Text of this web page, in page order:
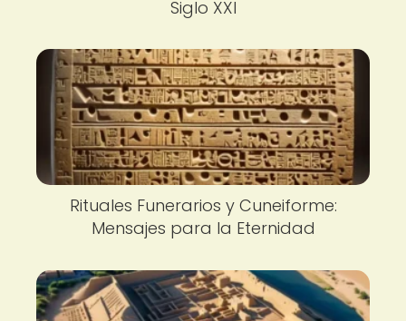
Siglo XXI
Rituales Funerarios y Cuneiforme:
Mensajes para la Eternidad